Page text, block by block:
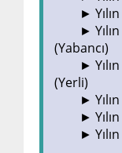
► Yılın
► Yılın
(Yabancı)
► Yılın
(Yerli)
► Yılın
► Yılın
► Yılın